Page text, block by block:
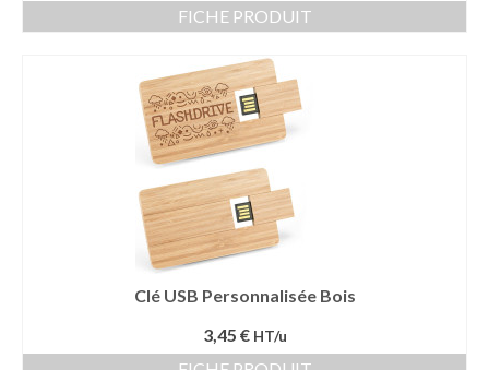
FICHE PRODUIT
Clé USB Personnalisée Bois
3,45 € HT/u